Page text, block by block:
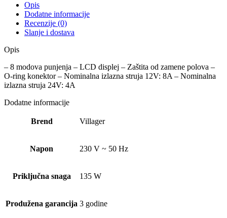
Opis
Dodatne informacije
Recenzije (0)
Slanje i dostava
Opis
– 8 modova punjenja – LCD displej – Zaštita od zamene polova –
O-ring konektor – Nominalna izlazna struja 12V: 8A – Nominalna
izlazna struja 24V: 4A
Dodatne informacije
Brend Villager
Napon 230 V ~ 50 Hz
Priključna snaga 135 W
Produžena garancija 3 godine